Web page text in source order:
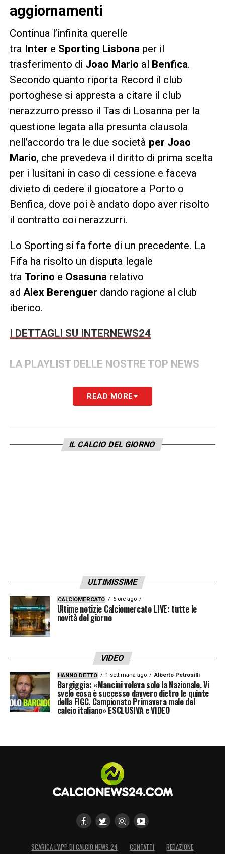
aggiornamenti
Continua l’infinita querelle
tra Inter e Sporting Lisbona per il
trasferimento di Joao Mario al Benfica.
Secondo quanto riporta Record il club
portoghese si appresta a citare il club
nerazzurro presso il Tas di Losanna per la
questione legata alla presunta clausola
nell’accordo tra le due società per Joao
Mario, che prevedeva il diritto di prima scelta
per i lusitani in caso di cessione e faceva
divieto di cedere il giocatore a Porto o
Benfica, dove poi è andato dopo aver risolto
il contratto coi nerazzurri.
Lo Sporting si fa forte di un precedente. La
Fifa ha risolto un disputa legale
tra Torino e Osasuna relativo
ad Alex Berenguer dando ragione al club
iberico.
I DETTAGLI SU INTERNEWS24
LA PLAYLIST DELLE NOSTRE TOP NEWS
READ MORE
IL CALCIO DEL GIORNO
ULTIMISSIME
CALCIOMERCATO 6 ore ago
Ultime notizie Calciomercato LIVE: tutte le
novità del giorno
VIDEO
HANNO DETTO 1 settimana ago Alberto Petrosilli
Bargiggia: «Mancini voleva solo la Nazionale. Vi
svelo cosa è successo davvero dietro le quinte
della FIGC. Campionato Primavera male del
calcio italiano» ESCLUSIVA e VIDEO
SCARICA L’APP DI CALCIO NEWS 24 CONTATTI REDAZIONE